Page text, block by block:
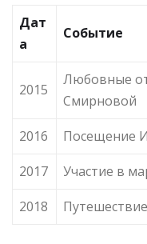
Дат
а
Событие
2015
Любовные
Смирновой
2016
Посещение
2017
Участие в
2018